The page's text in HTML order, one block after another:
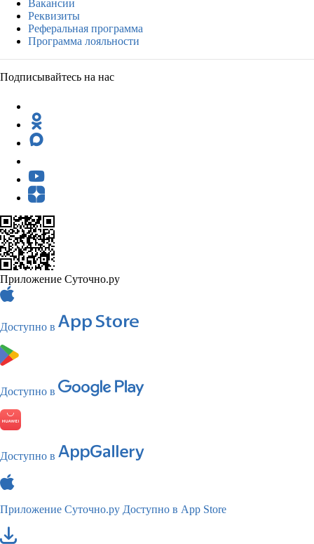
Вакансии
Реквизиты
Реферальная программа
Программа лояльности
Подписывайтесь на нас
Приложение Суточно.ру
Доступно в
Доступно в
Доступно в
Приложение Суточно.ру Доступно в App Store